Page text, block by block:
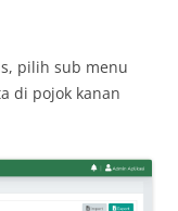
pilih sub menu
di pojok kanan